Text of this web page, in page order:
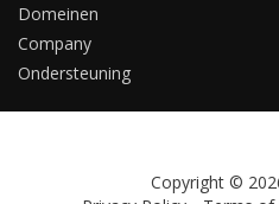
Domeinen
Company
Ondersteuning
Copyright ©